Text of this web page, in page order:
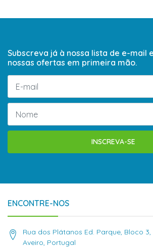
Subscreva já à nossa lista de e-mail
nossas ofertas em primeira mão.
INSCREVA-SE
ENCONTRE-NOS
Rua dos Plátanos Ed. Parque, Bloco 3,
Aveiro, Portugal